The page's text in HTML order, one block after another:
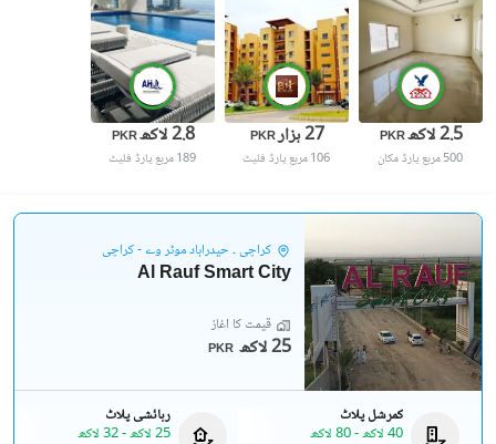
PKR 2.5 لاکھ
500 مربع یارڈ مکان
PKR 27 ہزار
106 مربع یارڈ فلیٹ
PKR 2.8 لاکھ
189 مربع یارڈ فلیٹ
کراچی ۔ حیدرآباد موٹر وے - کراچی
Al Rauf Smart City
قیمت کا آغاز
PKR 25 لاکھ
کمرشل پلاٹ
40 لاکھ
-80 لاکھ
رہائشی پلاٹ
25 لاکھ
-32 لاکھ